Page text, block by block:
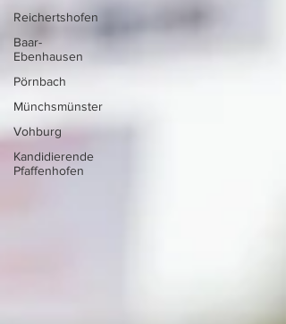
Reichertshofen
Baar-
Ebenhausen
Pörnbach
Münchsmünster
Vohburg
Kandidierende
Pfaffenhofen